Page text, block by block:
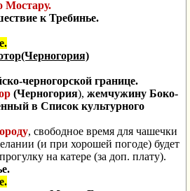
Мостару.
к Требинье.
черногорской границе.
(Черногория), жемчужину Боко-
в Список культурного
, свободное время для чашечки
(и при хорошей погоде) будет
на катере (за доп. плату).